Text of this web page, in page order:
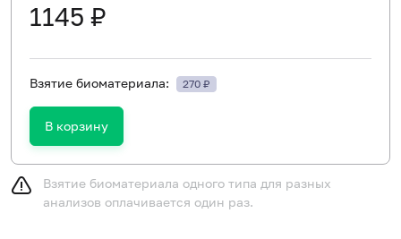
1145 ₽
Взятие биоматериала: 270 ₽
В корзину
Взятие биоматериала одного типа для разных
анализов оплачивается один раз.